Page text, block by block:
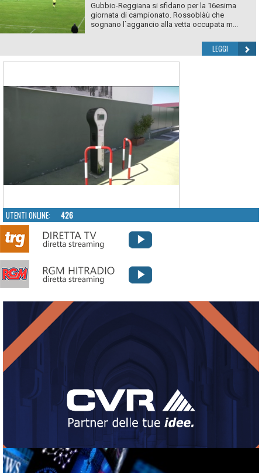
Gubbio-Reggiana si sfidano per la 16esima
giornata di campionato. Rossoblàù che
sognano l`aggancio alla vetta occupata m...
LEGGI
UTENTI ONLINE: 426